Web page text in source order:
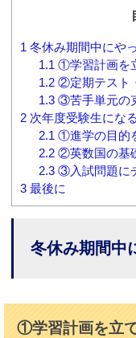
1 冬休み期間中にや
1.1 ①学習計画を
1.2②定期テスト
1.3③苦手単元の
2 次年度受験生にな
2.1 ①進学の目的
2.2②英数国の基
2.3③入試問題に
3 最後に
冬休み期間中
①学習計画を立